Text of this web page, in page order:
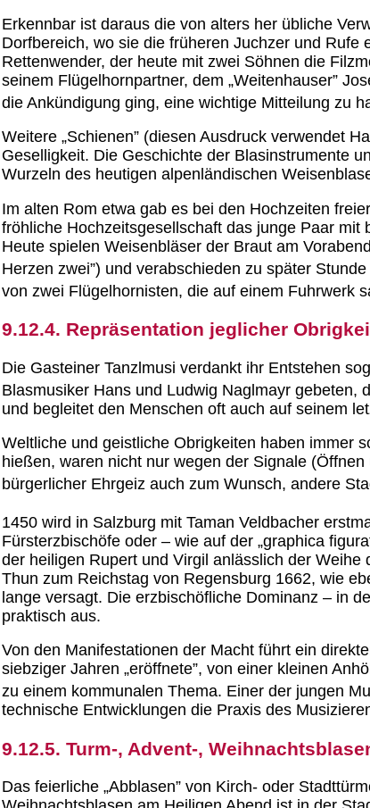
Erkennbar ist daraus die von alters her übliche
Dorfbereich, wo sie die früheren Juchzer und Rufe
Rettenwender, der heute mit zwei Söhnen die
seinem Flügelhornpartner, dem „Weitenhauser”
die Ankündigung ging, eine wichtige Mitteilung zu
Weitere „Schienen” (diesen Ausdruck verwendet
Geselligkeit. Die Geschichte der Blasinstrumente
Wurzeln des heutigen alpenländischen
Im alten Rom etwa gab es bei den Hochzeiten
fröhliche Hochzeitsgesellschaft das junge Paar
Heute spielen Weisenbläser der Braut am
Herzen zwei”) und verabschieden zu später
von zwei Flügelhornisten, die auf einem Fuhrwerk
9.12.4. Repräsentation jeglicher
Die Gasteiner Tanzlmusi verdankt ihr Entstehen
Blasmusiker Hans und Ludwig Naglmayr gebeten,
und begleitet den Menschen oft auch auf seinem
Weltliche und geistliche Obrigkeiten haben immer
hießen, waren nicht nur wegen der Signale
bürgerlicher Ehrgeiz auch zum Wunsch, andere
1450 wird in Salzburg mit Taman Veldbacher
Fürsterzbischöfe oder – wie auf der „graphica
der heiligen Rupert und Virgil anlässlich der
Thun zum Reichstag von Regensburg 1662, wie
lange versagt. Die erzbischöfliche Dominanz – in
praktisch aus.
Von den Manifestationen der Macht führt ein
siebziger Jahren „eröffnete”, von einer kleinen
zu einem kommunalen Thema. Einer der jungen
technische Entwicklungen die Praxis des
9.12.5. Turm-, Advent-,
Das feierliche „Abblasen” von Kirch- oder